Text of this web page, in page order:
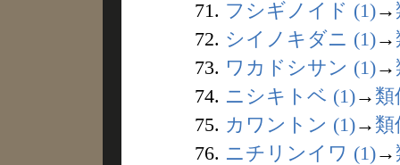
71. フシギノイド (1)→
72. シイノキダニ (1)→
73. ワカドシサン (1)→
74. ニシキトベ (1)→ 類
75. カワントン (1)→ 類
76. ニチリンイワ (1)→